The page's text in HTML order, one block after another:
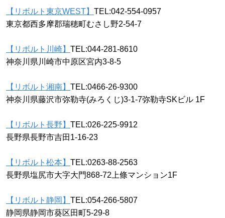
【リボルト東京WEST】 TEL:042-554-0957
東京都西多摩郡瑞穂町むさし野2-54-7
【リボルト川崎】 TEL:044-281-8610
神奈川県川崎市中原区宮内3-8-5
【リボルト湘南】 TEL:0466-26-9300
神奈川県藤沢市弥勒寺(みろくじ)3-1-7弥勒寺SKビル 1F
【リボルト長野】 TEL:026-225-9912
長野県長野市吉田1-16-23
【リボルト松本】 TEL:0263-88-2563
長野県塩尻市大字大門868-72上條マンション1F
【リボルト静岡】 TEL:054-266-5807
静岡県静岡市葵区田町5-29-8